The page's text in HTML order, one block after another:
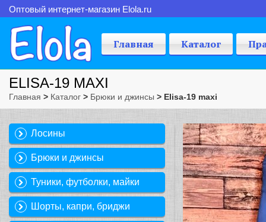
Оптовый интернет-магазин Elola.ru
Главная Каталог
ELISA-19 MAXI
Главная > Каталог > Брюки и джинсы > Elisa-19 maxi
Лосины
Брюки и джинсы
Туники, футболки, майки
Шорты, капри, бриджи